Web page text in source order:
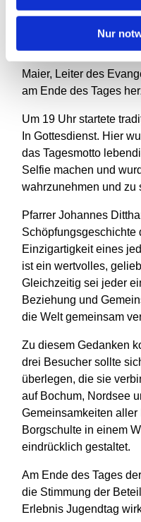
Nur
gelungenen
Maier, Leiter des
am Ende des Tages
Um 19 Uhr startete
In Gottesdienst. Hier
das Tagesmotto
Selfie machen und
wahrzunehmen und zu
Pfarrer Johannes
Schöpfungsgeschichte
Einzigartigkeit eines
ist ein wertvolles,
Gleichzeitig sei jeder
Beziehung und
die Welt gemeinsam
Zu diesem Gedanken
drei Besucher sollte
überlegen, die sie
auf Bochum, Nordsee
Gemeinsamkeiten
Borgschulte in einem
eindrücklich gestaltet.
Am Ende des Tages
die Stimmung der
Erlebnis Jugendtag